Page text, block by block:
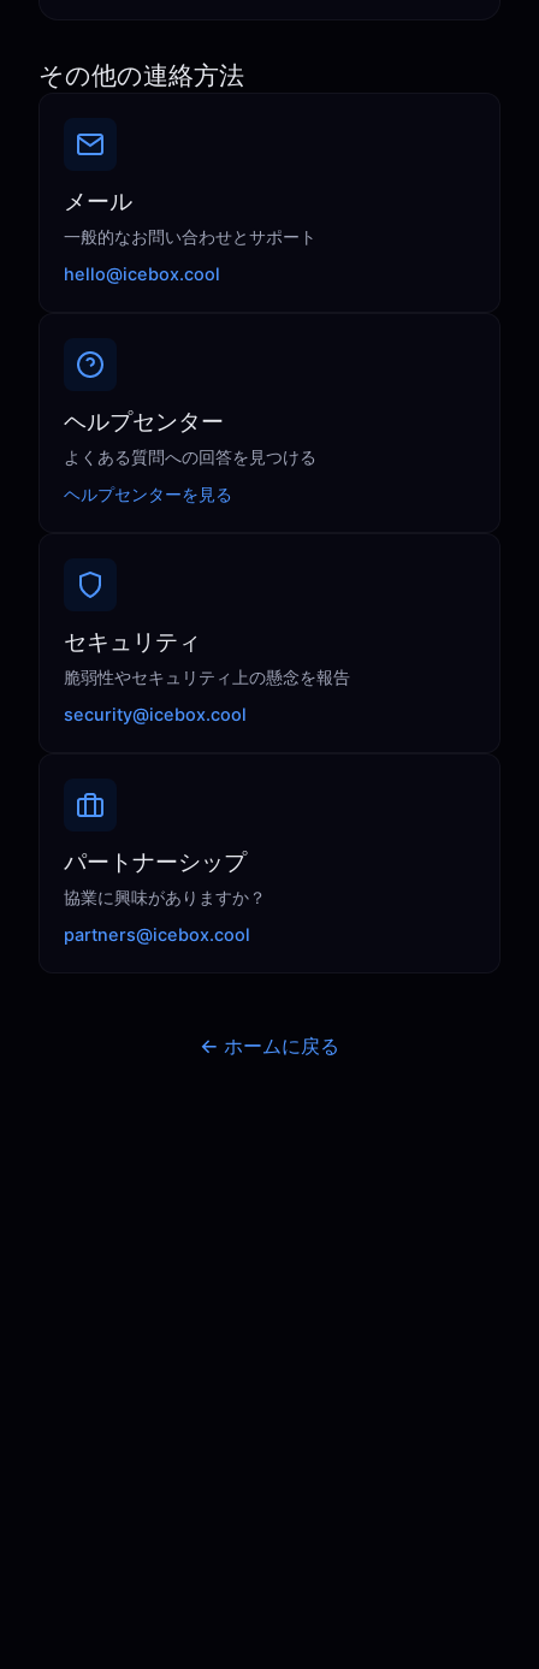
その他の連絡方法
メール
一般的なお問い合わせとサポート
hello@icebox.cool
ヘルプセンター
よくある質問への回答を見つける
ヘルプセンターを見る
セキュリティ
脆弱性やセキュリティ上の懸念を報告
security@icebox.cool
パートナーシップ
協業に興味がありますか？
partners@icebox.cool
← ホームに戻る